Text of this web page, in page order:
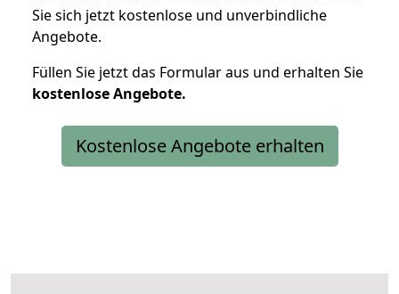
Sie sich jetzt kostenlose und unverbindliche
Angebote.
Füllen Sie jetzt das Formular aus und erhalten Sie
kostenloseAngebote.
Kostenlose Angebote erhalten